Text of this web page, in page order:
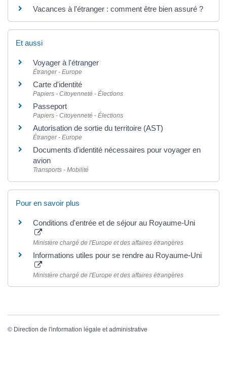
Vacances à l'étranger : comment être bien assuré ?
Et aussi
Voyager à l'étranger
Étranger - Europe
Carte d'identité
Papiers - Citoyenneté - Élections
Passeport
Papiers - Citoyenneté - Élections
Autorisation de sortie du territoire (AST)
Étranger - Europe
Documents d'identité nécessaires pour voyager en
avion
Transports - Mobilité
Pour en savoir plus
Conditions d'entrée et de séjour au Royaume-Uni
Ministère chargé de l'Europe et des affaires étrangères
Informations utiles pour se rendre au Royaume-Uni
Ministère chargé de l'Europe et des affaires étrangères
© Direction de l'information légale et administrative